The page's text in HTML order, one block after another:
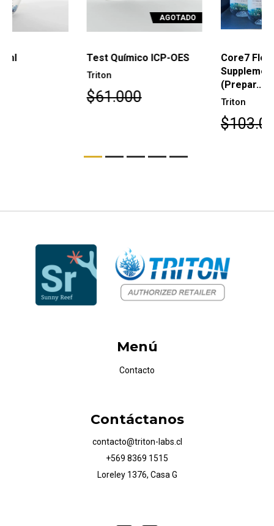
Test Químico ICP-OES
AGOTADO
Core7 Flex Reef
Supplements 4 x 1 litro
Menú
Contacto
Contáctanos
contacto@triton-labs.cl
+569 8369 1515
Loreley 1376, Casa G